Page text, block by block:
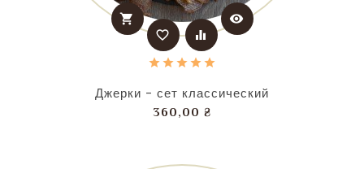
shopping_cart
favorite_border
equalizer
visibility
Джерки - сет классический
360,00 ₴